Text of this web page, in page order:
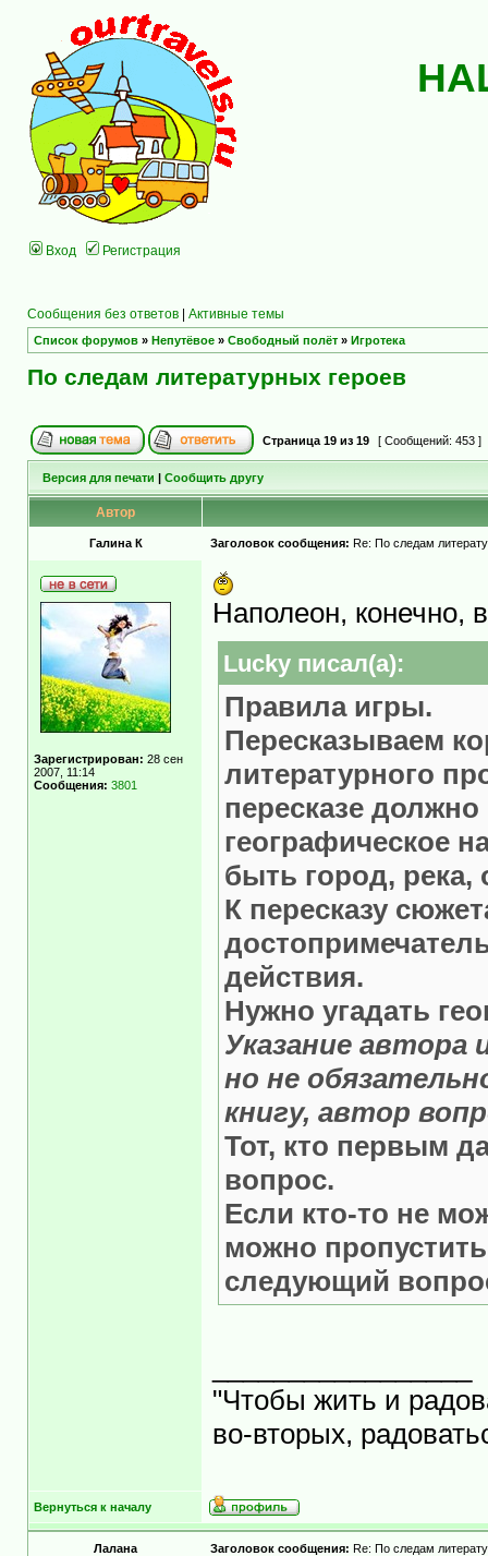
Вход Регистрация
Сообщения без ответов | Активные темы
Список форумов » Непутёвое » Свободный полёт » Игротека
По следам литературных героев
Страница 19 из 19 [ Сообщений: 453 ]
Версия для печати | Сообщить другу
Автор
Галина К Заголовок сообщения: Re: По следам
Зарегистрирован: 28 сен
2007, 11:14
Сообщения: 3801
Наполеон, конечно,
Lucky писал(а):
Правила игры.
Пересказываем
литературного
пересказе
географическое
быть город, река,
К пересказу
действия.
Нужно угадать
Указание автора
но не
книгу, автор
Тот, кто первым
вопрос.
Если кто-то не
можно
следующий
"Чтобы жить и
во-вторых,
Вернуться к началу
Лалана Заголовок сообщения: Re: По следам